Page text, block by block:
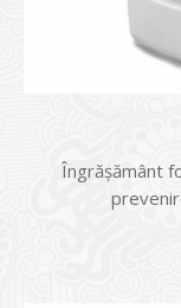
Îngrăşământ